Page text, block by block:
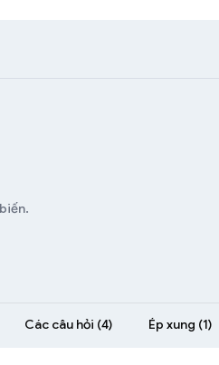
Các câu hỏi (4) Ép xung (1)